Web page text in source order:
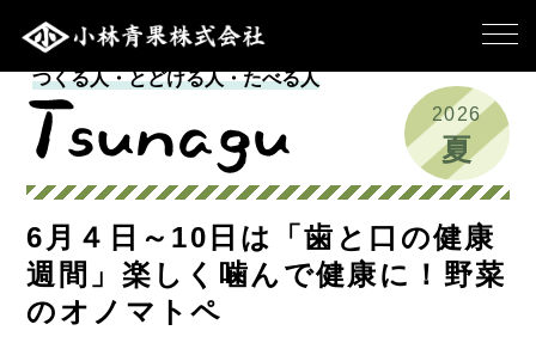
つくる人・とどける人・たべる人
2026
夏
6月４日～10日は「歯と口の健康
週間」楽しく噛んで健康に！野菜
のオノマトペ